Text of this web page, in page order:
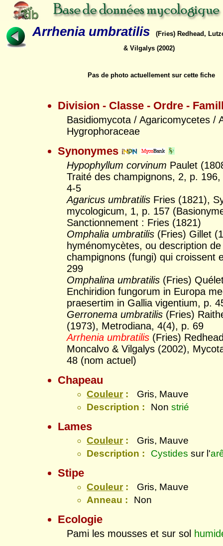
Arrhenia umbratilis
(Fries) Redhead,
& Vilgalys (2002)
Pas de photo actuellement sur cette fiche
Division - Classe - Ordre -
Basidiomycota / Agaricomycetes /
Hygrophoraceae
Synonymes
Hypophyllum corvinum Paulet
Traité des champignons, 2, p.
4-5
Agaricus umbratilis Fries (1821),
mycologicum, 1, p. 157
Sanctionnement : Fries (1821)
Omphalia umbratilis (Fries) Gillet
hyménomycètes, ou description
champignons (fungi) qui croissent
299
Omphalina umbratilis (Fries)
Enchiridion fungorum in Europa
praesertim in Gallia vigentium, p.
Gerronema umbratilis (Fries)
(1973), Metrodiana, 4(4), p. 69
Arrhenia umbratilis (Fries)
Moncalvo & Vilgalys (2002),
48 (nom actuel)
Chapeau
Couleur:
Gris, Mauve
Description :
Non strié
Lames
Couleur:
Gris, Mauve
Description :
Cystides sur l'
Stipe
Couleur:
Gris, Mauve
Anneau :
Non
Ecologie
Pami les mousses et sur sol